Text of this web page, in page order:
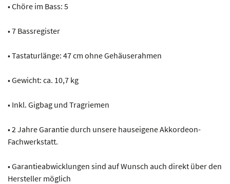
• Chöre im Bass: 5
• 7 Bassregister
• Tastaturlänge: 47 cm ohne Gehäuserahmen
• Gewicht: ca. 10,7 kg
• Inkl. Gigbag und Tragriemen
• 2 Jahre Garantie durch unsere hauseigene Akkordeon-
Fachwerkstatt.
• Garantieabwicklungen sind auf Wunsch auch direkt über den
Hersteller möglich